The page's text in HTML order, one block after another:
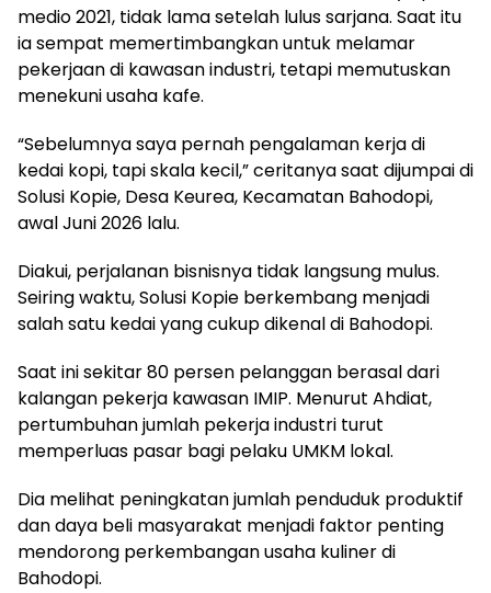
medio 2021, tidak lama setelah lulus sarjana. Saat itu
ia sempat memertimbangkan untuk melamar
pekerjaan di kawasan industri, tetapi memutuskan
menekuni usaha kafe.
“Sebelumnya saya pernah pengalaman kerja di
kedai kopi, tapi skala kecil,” ceritanya saat dijumpai di
Solusi Kopie, Desa Keurea, Kecamatan Bahodopi,
awal Juni 2026 lalu.
Diakui, perjalanan bisnisnya tidak langsung mulus.
Seiring waktu, Solusi Kopie berkembang menjadi
salah satu kedai yang cukup dikenal di Bahodopi.
Saat ini sekitar 80 persen pelanggan berasal dari
kalangan pekerja kawasan IMIP. Menurut Ahdiat,
pertumbuhan jumlah pekerja industri turut
memperluas pasar bagi pelaku UMKM lokal.
Dia melihat peningkatan jumlah penduduk produktif
dan daya beli masyarakat menjadi faktor penting
mendorong perkembangan usaha kuliner di
Bahodopi.